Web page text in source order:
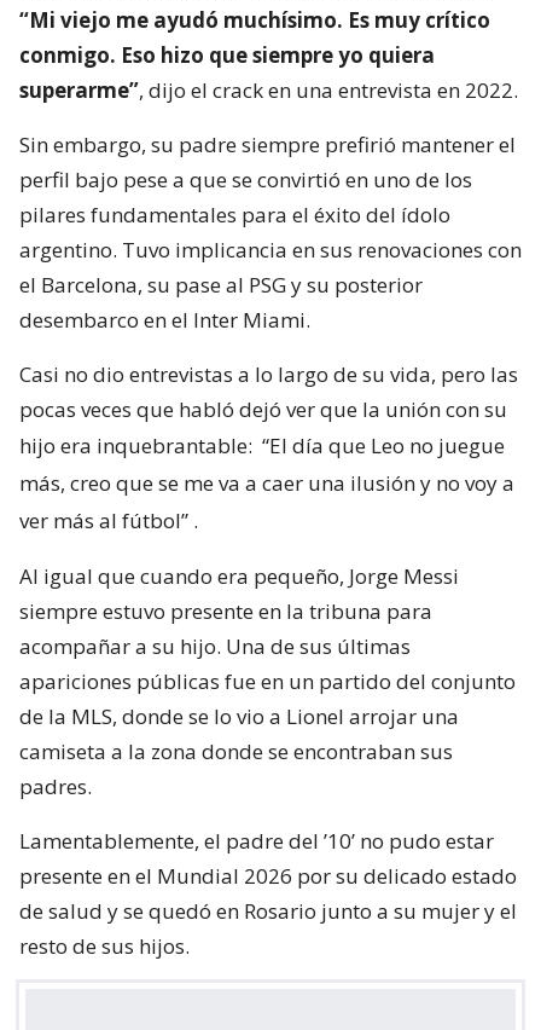
“Mi viejo me ayudó muchísimo. Es muy crítico
conmigo. Eso hizo que siempre yo quiera
superarme”, dijo el crack en una entrevista en 2022.
Sin embargo, su padre siempre prefirió mantener el
perfil bajo pese a que se convirtió en uno de los
pilares fundamentales para el éxito del ídolo
argentino. Tuvo implicancia en sus renovaciones con
el Barcelona, su pase al PSG y su posterior
desembarco en el Inter Miami.
Casi no dio entrevistas a lo largo de su vida, pero las
pocas veces que habló dejó ver que la unión con su
hijo era inquebrantable: “El día que Leo no juegue
más, creo que se me va a caer una ilusión y no voy a
ver más al fútbol” .
Al igual que cuando era pequeño, Jorge Messi
siempre estuvo presente en la tribuna para
acompañar a su hijo. Una de sus últimas
apariciones públicas fue en un partido del conjunto
de la MLS, donde se lo vio a Lionel arrojar una
camiseta a la zona donde se encontraban sus
padres.
Lamentablemente, el padre del ’10’ no pudo estar
presente en el Mundial 2026 por su delicado estado
de salud y se quedó en Rosario junto a su mujer y el
resto de sus hijos.